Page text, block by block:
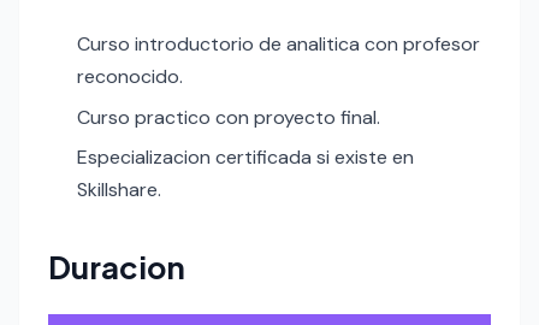
Curso introductorio de analitica con profesor
reconocido.
Curso practico con proyecto final.
Especializacion certificada si existe en
Skillshare.
Duracion